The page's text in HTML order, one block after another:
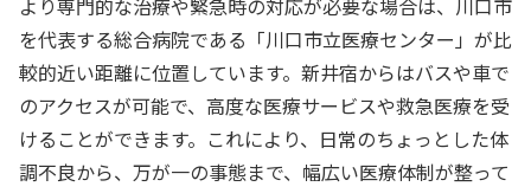
より専門的な治療や緊急時の対応が必要な場合は、川口市
を代表する総合病院である「川口市立医療センター」が比
較的近い距離に位置しています。新井宿からはバスや車で
のアクセスが可能で、高度な医療サービスや救急医療を受
けることができます。これにより、日常のちょっとした体
調不良から、万が一の事態まで、幅広い医療体制が整って